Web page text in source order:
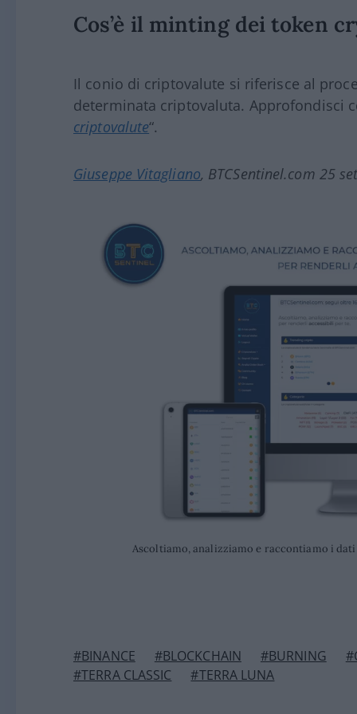
Cos’è il minting dei token
Il conio di criptovalute si riferisce al
determinata criptovaluta. Approfondisci
criptovalute“.
Giuseppe Vitagliano, BTCSentinel.com 25
Ascoltiamo, analizziamo e raccontiamo i
#BINANCE #BLOCKCHAIN #BURNING
#TERRA CLASSIC
#TERRA LUNA